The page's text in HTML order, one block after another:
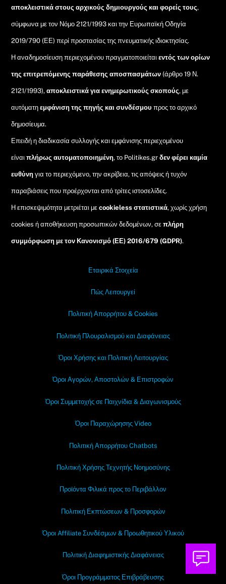
αποκλειστικά στους αρχικούς δημιουργούς και φορείς τους,
σύμφωνα με τον Νόμο 2121/1993 και την Ευρωπαϊκή Οδηγία
2019/790 (ΕΕ) περί προστασίας της πνευματικής ιδιοκτησίας.
Η αναδημοσίευση περιεχομένου πραγματοποιείταιεντός των ορίων
της επιτρεπόμενης παράθεσης αποσπασμάτων (άρθρο 19 Ν.
2121/1993), αποκλειστικά για ενημερωτικούς σκοπούς, με
αυτόματηεμφάνιση της πηγής και συνδέσμου προς το αρχικό
δημοσίευμα.
Επειδή η διαδικασία συλλογής και εμφάνισης περιεχομένου
είναιπλήρως αυτοματοποιημένη, το Politikes.grδεν φέρει καμία
ευθύνη για το περιεχόμενο, την ακρίβεια, τις απόψεις ή τυχόν
παραβιάσεις που προέρχονται από τρίτες ιστοσελίδες.
Η επισκεψιμότητα μετριέται μεcookieless στατιστικά, χωρίς χρήση
cookies ή αποθήκευση προσωπικών δεδομένων, σεπλήρη
συμμόρφωση με τον Κανονισμό (ΕΕ) 2016/679 (GDPR).
Εταιρικά Στοιχεία
Πώς Λειτουργεί
Πολιτική Απορρήτου & Cookies
Πολιτική Πλουραλισμού και Διαφάνειας
Όροι Χρήσης και Πολιτική Λειτουργίας
Όροι Αγορών, Αποστολών & Επιστροφών
Όροι Συμμετοχής σε Παιχνίδια & Διαγωνισμούς
Όροι Παραχώρησης Video
Πολιτική Απορρήτου Chatbots
Πολιτική Χρήσης Τεχνητής Νοημοσύνης
Προϊόντα Φιλικά προς το Περιβάλλον
Πολιτική Εκπτώσεων & Προσφορών
Όροι Affiliate Συνδέσμων & Προωθητικού Υλικού
Πολιτική Διαφημιστικής Διαφάνειας
Όροι Προγράμματος Επιβράβευσης